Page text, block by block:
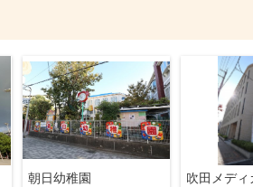
朝日幼稚園
吹田メディ